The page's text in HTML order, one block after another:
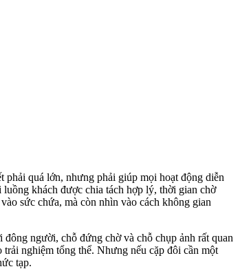
phải quá lớn, nhưng phải giúp mọi hoạt động diễn
khách được chia tách hợp lý, thời gian chờ
sức chứa, mà còn nhìn vào cách không gian
người, chỗ đứng chờ và chỗ chụp ảnh rất quan
nghiệm tổng thể. Nhưng nếu cặp đôi cần một
tạp.